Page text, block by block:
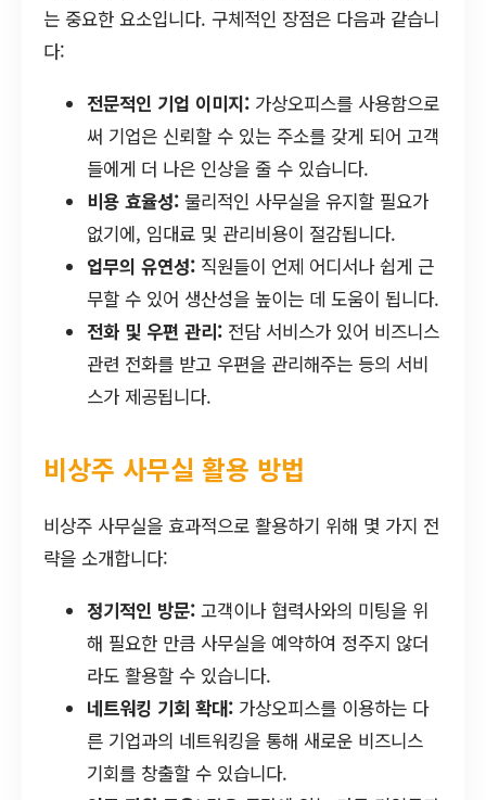
는 중요한 요소입니다. 구체적인 장점은 다음과 같습니
다:
전문적인 기업 이미지: 가상오피스를 사용함으로
써 기업은 신뢰할 수 있는 주소를 갖게 되어 고객
들에게 더 나은 인상을 줄 수 있습니다.
비용 효율성: 물리적인 사무실을 유지할 필요가
없기에, 임대료 및 관리비용이 절감됩니다.
업무의 유연성: 직원들이 언제 어디서나 쉽게 근
무할 수 있어 생산성을 높이는 데 도움이 됩니다.
전화 및 우편 관리: 전담 서비스가 있어 비즈니스
관련 전화를 받고 우편을 관리해주는 등의 서비
스가 제공됩니다.
비상주 사무실 활용 방법
비상주 사무실을 효과적으로 활용하기 위해 몇 가지 전
략을 소개합니다:
정기적인 방문: 고객이나 협력사와의 미팅을 위
해 필요한 만큼 사무실을 예약하여 정주지 않더
라도 활용할 수 있습니다.
네트워킹 기회 확대: 가상오피스를 이용하는 다
른 기업과의 네트워킹을 통해 새로운 비즈니스
기회를 창출할 수 있습니다.